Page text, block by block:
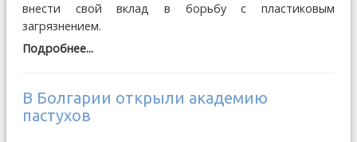
внести свой вклад в борьбу с пластиковым
загрязнением.
Подробнее...
В Болгарии открыли академию
пастухов